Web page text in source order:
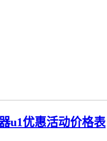
u1优惠活动价格表